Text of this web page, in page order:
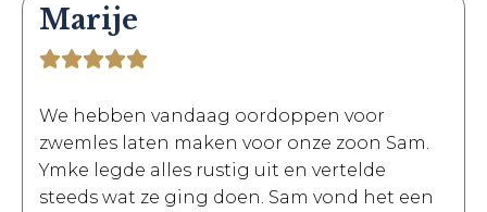
Marije
We hebben vandaag oordoppen voor
zwemles laten maken voor onze zoon Sam.
Ymke legde alles rustig uit en vertelde
steeds wat ze ging doen. Sam vond het een